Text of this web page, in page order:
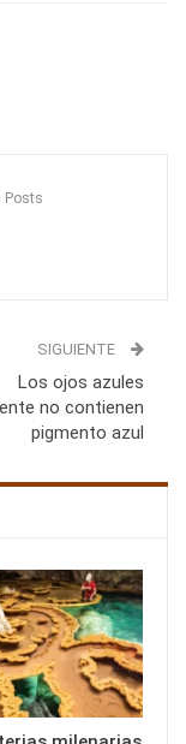
Posts
SIGUIENTE
Los ojos azules
no contienen
pigmento azul